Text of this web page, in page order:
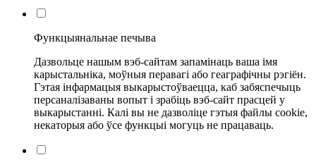
Функцыянальнае печыва
Дазвольце нашым вэб-сайтам запамінаць ваша імя
карыстальніка, моўныя перавагі або геаграфічны рэгіён.
Гэтая інфармацыя выкарыстоўваецца, каб забяспечыць
персаналізаваны вопыт і зрабіць вэб-сайт прасцей у
выкарыстанні. Калі вы не дазволіце гэтыя файлы cookie,
некаторыя або ўсе функцыі могуць не працаваць.